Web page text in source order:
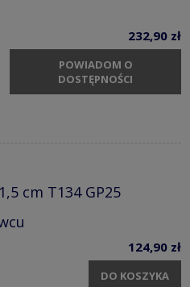
232,90 zł
POWIADOM O
DOSTĘPNOŚCI
cm T134 GP25
124,90 zł
DO KOSZYKA